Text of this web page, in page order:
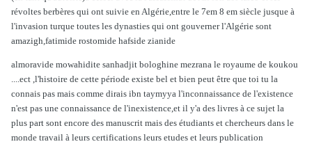
révoltes berbères qui ont suivie en Algérie,entre le 7em 8 em siècle jusque à
l'invasion turque toutes les dynasties qui ont gouverner l'Algérie sont
amazigh,fatimide rostomide hafside zianide
almoravide mowahidite sanhadjit bologhine mezrana le royaume de koukou
....ect ,l'histoire de cette période existe bel et bien peut être que toi tu la
connais pas mais comme dirais ibn taymyya l'inconnaissance de l'existence
n'est pas une connaissance de l'inexistence,et il y'a des livres à ce sujet la
plus part sont encore des manuscrit mais des étudiants et chercheurs dans le
monde travail à leurs certifications leurs etudes et leurs publication